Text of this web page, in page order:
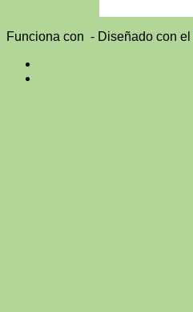
Funciona con - Diseñado con el